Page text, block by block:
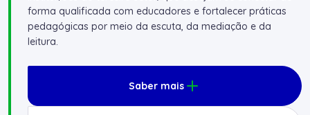
forma qualificada com educadores e fortalecer práticas
pedagógicas por meio da escuta, da mediação e da
leitura.
Saber mais